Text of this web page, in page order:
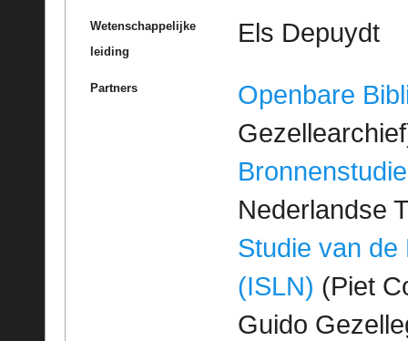
Wetenschappelijke
leiding
Els Depuydt
Partners
Openbare
Bronnenstudie
Nederlandse
Studie van de
(ISLN) (Piet
Guido